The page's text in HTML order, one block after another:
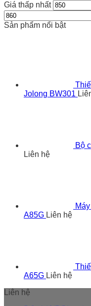
Giá thấp nhất
Sản phẩm nổi bật
Jolong BW301
Bộ
Liên hệ
A85G Liên hệ
A65G Liên hệ
Liên hệ